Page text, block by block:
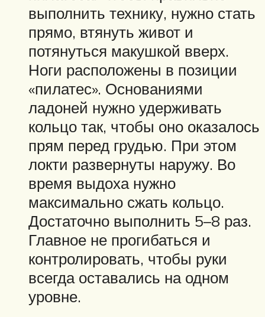
выполнить технику, нужно стать
прямо, втянуть живот и
потянуться макушкой вверх.
Ноги расположены в позиции
«пилатес». Основаниями
ладоней нужно удерживать
кольцо так, чтобы оно оказалось
прям перед грудью. При этом
локти развернуты наружу. Во
время выдоха нужно
максимально сжать кольцо.
Достаточно выполнить 5–8 раз.
Главное не прогибаться и
контролировать, чтобы руки
всегда оставались на одном
уровне.